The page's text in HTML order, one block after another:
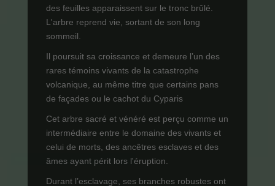
des feuilles apparaissent sur le tronc brûlé.
L'arbre reprend vie, sortant de son long
sommeil.
Il poursuit sa croissance et demeure l’un des
rares témoins vivants de la catastrophe
volcanique, au même titre que certains pans
de façades ou le cachot du Cyparis
Cet arbre sacré et vénéré est perçu comme un
intermédiaire entre le domaine des vivants et
celui de morts, des ancêtres esclaves et des
âmes ayant périt lors l'éruption.
Durant l’esclavage, ses branches robustes ont